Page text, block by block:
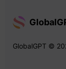
GlobalGPT ©